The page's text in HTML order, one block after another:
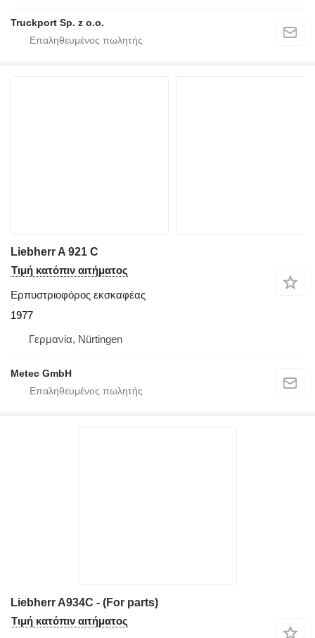
Truckport Sp. z o.o.
Liebherr A 921 C
Τιμή κατόπιν αιτήματος
Ερπυστριοφόρος εκσκαφέας
1977
Γερμανία, Nürtingen
Metec GmbH
Liebherr A934C - (For parts)
Τιμή κατόπιν αιτήματος